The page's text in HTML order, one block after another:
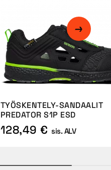
TYÖSKENTELY-SANDAALIT
PREDATOR S1P ESD
128,49 € sis. ALV